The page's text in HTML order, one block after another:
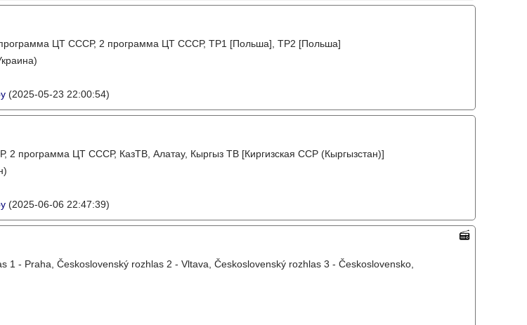
ЦТ СССР, 2 программа ЦТ СССР, TP1 [Польша], TP2 [Польша]
(2025-05-23 22:00:54)
2 программа ЦТ СССР, КазТВ, Алатау, Кыргыз ТВ [Киргизская ССР (Кыргызстан)]
(2025-06-06 22:47:39)
1 - Praha, Československý rozhlas 2 - Vltava, Československý rozhlas 3 - Československo,